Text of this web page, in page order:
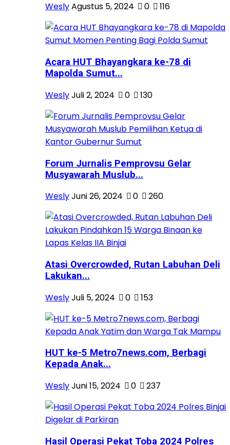
WeslyAgustus 5, 2024 0 116
Acara HUT Bhayangkara ke-78 di
Mapolda Sumut...
WeslyJuli 2, 2024 0 130
Forum Jurnalis Pemprovsu Gelar
Musyawarah Muslub...
WeslyJuni 26, 2024 0 260
Atasi Overcrowded, Rutan Labuhan Deli
Lakukan...
WeslyJuli 5, 2024 0 153
HUT ke-5 Metro7news.com, Berbagi
Kepada Anak...
WeslyJuni 15, 2024 0 237
Hasil Operasi Pekat Toba 2024 Polres